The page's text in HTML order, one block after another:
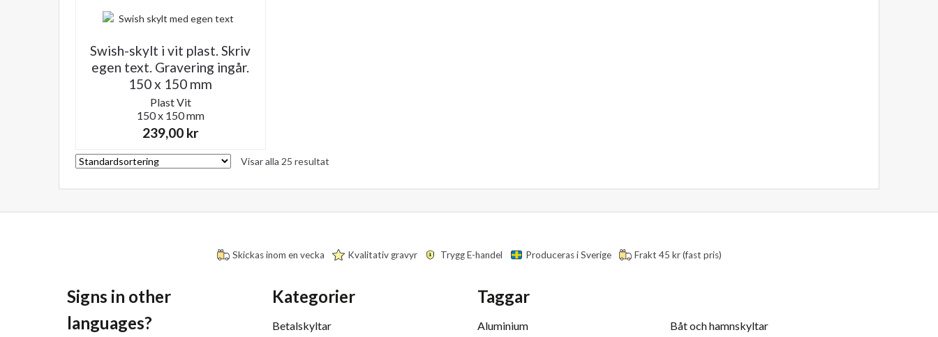
Swish-skylt i vit plast. Skriv
egen text. Gravering ingår.
150 x 150 mm
PlastVit
150 x 150 mm
239,00 kr
Visar alla 25 resultat
Skickas inom en vecka Kvalitativ gravyr Trygg E-handel Produceras i Sverige Frakt 45 kr (fast pris)
Signs in other
languages?
Kategorier
Betalskyltar
Taggar
Aluminium
Båt och hamnskyltar